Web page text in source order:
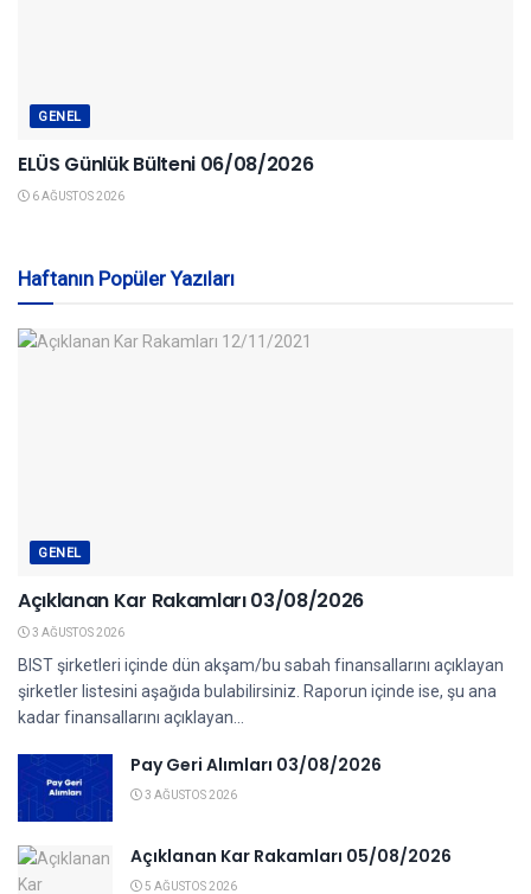
GENEL
ELÜS Günlük Bülteni 06/08/2026
6 AĞUSTOS 2026
Haftanın Popüler Yazıları
GENEL
Açıklanan Kar Rakamları 03/08/2026
3 AĞUSTOS 2026
BIST şirketleri içinde dün akşam/bu sabah finansallarını açıklayan
şirketler listesini aşağıda bulabilirsiniz. Raporun içinde ise, şu ana
kadar finansallarını açıklayan...
Pay Geri Alımları 03/08/2026
3 AĞUSTOS 2026
Açıklanan Kar Rakamları 05/08/2026
5 AĞUSTOS 2026